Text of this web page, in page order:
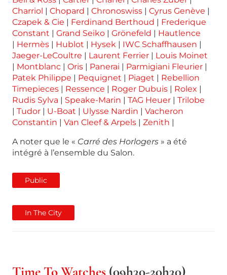
Charriol | Chopard | Chronoswiss | Cyrus Genève |
Czapek & Cie | Ferdinand Berthoud | Frederique
Constant | Grand Seiko | Grönefeld | Hautlence
| Hermès | Hublot | Hysek | IWC Schaffhausen |
Jaeger-LeCoultre | Laurent Ferrier | Louis Moinet
| Montblanc | Oris | Panerai | Parmigiani Fleurier |
Patek Philippe | Pequignet | Piaget | Rebellion
Timepieces | Ressence | Roger Dubuis | Rolex |
Rudis Sylva | Speake-Marin | TAG Heuer | Trilobe
| Tudor | U-Boat | Ulysse Nardin | Vacheron
Constantin | Van Cleef & Arpels | Zenith |
A noter que le « Carré des Horlogers » a été
intégré à l’ensemble du Salon.
Public
In The City
Time To Watches (09h30-20h30)